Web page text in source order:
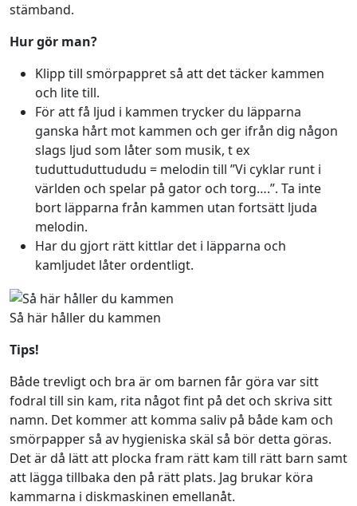
stämband.
Hur gör man?
Klipp till smörpappret så att det täcker kammen
och lite till.
För att få ljud i kammen trycker du läpparna
ganska hårt mot kammen och ger ifrån dig någon
slags ljud som låter som musik, t ex
tuduttuduttududu = melodin till ”Vi cyklar runt i
världen och spelar på gator och torg….”. Ta inte
bort läpparna från kammen utan fortsätt ljuda
melodin.
Har du gjort rätt kittlar det i läpparna och
kamljudet låter ordentligt.
Så här håller du kammen
Tips!
Både trevligt och bra är om barnen får göra var sitt
fodral till sin kam, rita något fint på det och skriva sitt
namn. Det kommer att komma saliv på både kam och
smörpapper så av hygieniska skäl så bör detta göras.
Det är då lätt att plocka fram rätt kam till rätt barn samt
att lägga tillbaka den på rätt plats. Jag brukar köra
kammarna i diskmaskinen emellanåt.